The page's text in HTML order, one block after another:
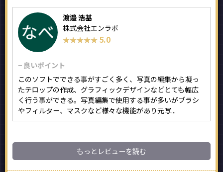
渡邉 浩基
株式会社エンラボ
★★★★★
★★★★★ 5.0
− 良いポイント
このソフトでできる事がすごく多く、写真の編集から凝っ
たテロップの作成、グラフィックデザインなどとても幅広
く行う事ができる。写真編集で使用する事が多いがブラシ
やフィルター、マスクなど様々な機能があり元写...
もっとレビューを読む